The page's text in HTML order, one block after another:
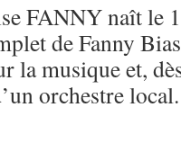
FANNY naît le
de Fanny
la musique et,
orchestre